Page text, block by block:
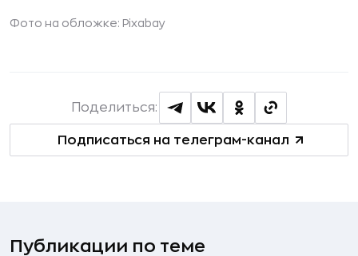
Фото на обложке: Pixabay
Подписаться на телеграм-канал
Поделиться:
Публикации по теме